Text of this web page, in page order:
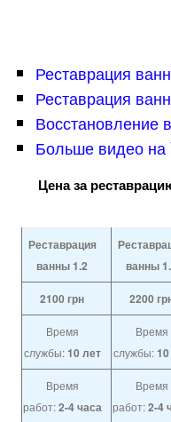
Реставрация
Реставрация
Восстановление
Больше видео на
Цена за
Реставрация
ванны 1.2
ванны
2100 грн 2200
Время
службы:10 лет
Время
службы:
Время
работ:2-4 часа
Время
работ:2-4